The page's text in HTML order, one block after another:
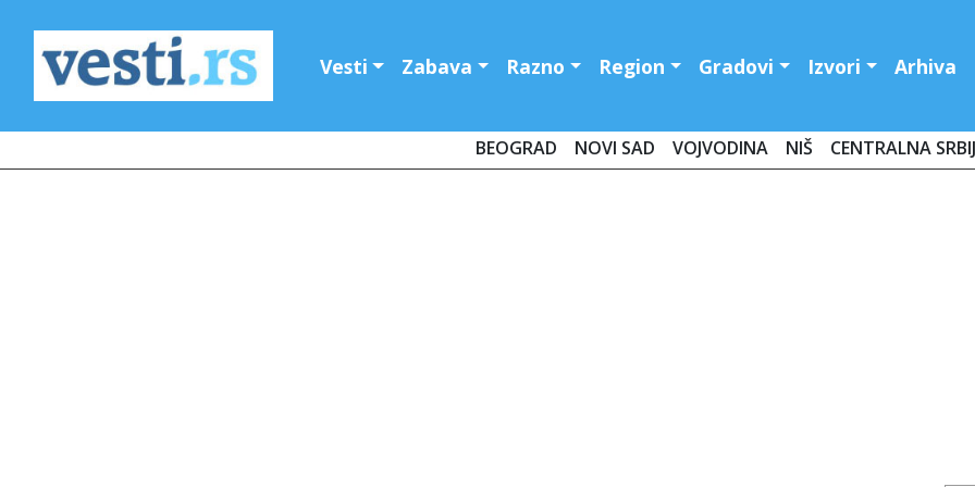
Vesti Zabava Razno Region Gradovi Izvori Arhiva
BEOGRAD NOVI SAD VOJVODINA NIŠ CENTRALNA